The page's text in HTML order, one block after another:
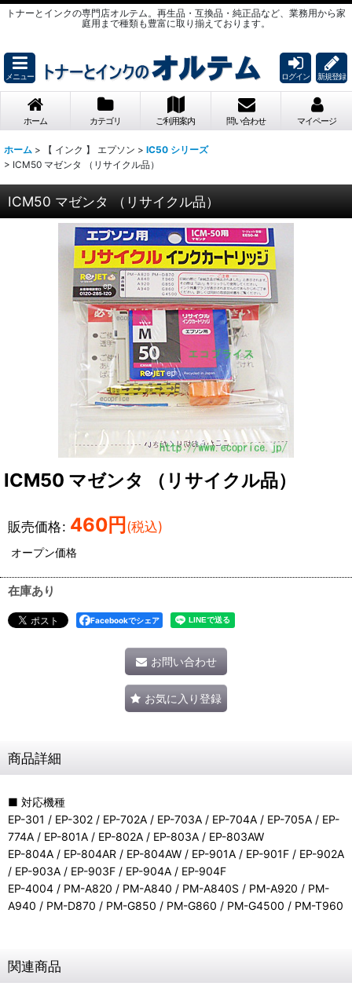
トナーとインクの専門店オルテム。再生品・互換品・純正品など、業務用から家
庭用まで種類も豊富に取り揃えております。
メニュー ログイン 新規登録
ホーム カテゴリ ご利用案内 問い合わせ マイページ
ホーム > 【 インク 】 エプソン > IC50 シリーズ
> ICM50 マゼンタ （リサイクル品）
ICM50 マゼンタ （リサイクル品）
ICM50 マゼンタ （リサイクル品）
販売価格: 460円 (税込)
オープン価格
在庫あり
Facebookでシェア
お問い合わせ
お気に入り登録
商品詳細
■ 対応機種
EP-301 / EP-302 / EP-702A / EP-703A / EP-704A / EP-705A / EP-
774A / EP-801A / EP-802A / EP-803A / EP-803AW
EP-804A / EP-804AR / EP-804AW / EP-901A / EP-901F / EP-902A
/ EP-903A / EP-903F / EP-904A / EP-904F
EP-4004 / PM-A820 / PM-A840 / PM-A840S / PM-A920 / PM-
A940 / PM-D870 / PM-G850 / PM-G860 / PM-G4500 / PM-T960
関連商品